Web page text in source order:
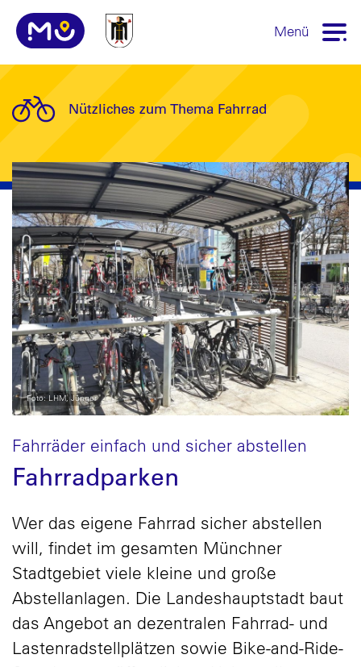
Menü
Nützliches zum Thema Fahrrad
Fahrräder einfach und sicher abstellen
Fahrradparken
Wer das eigene Fahrrad sicher abstellen
will, findet im gesamten Münchner
Stadtgebiet viele kleine und große
Abstellanlagen. Die Landeshauptstadt baut
das Angebot an dezentralen Fahrrad- und
Lastenradstellplätzen sowie Bike-and-Ride-
Foto: LHM, Jünger